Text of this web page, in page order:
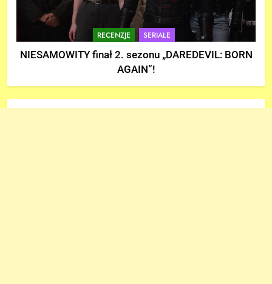
RECENZJE SERIALE
NIESAMOWITY finał 2. sezonu „DAREDEVIL: BORN
AGAIN”!